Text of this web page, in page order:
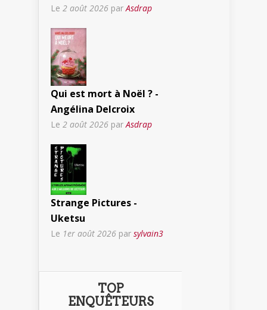
Le 2 août 2026 parAsdrap
Qui est mort à Noël ? -
Angélina Delcroix
Le 2 août 2026 par Asdrap
Strange Pictures -
Uketsu
Le 1er août 2026 par sylvain3
TOP
ENQUÊTEURS